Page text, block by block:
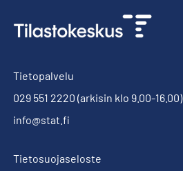
Tietopalvelu
029 551 2220 (arkisin klo 9.00-16.00)
info@stat.fi
Tietosuojaseloste